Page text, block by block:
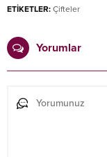
ETİKETLER: Çifteler
Yorumlar